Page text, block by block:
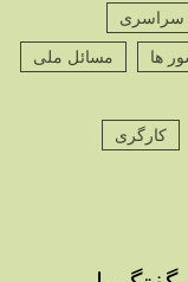
سراسری
ها
مسائل ملی
کارگری